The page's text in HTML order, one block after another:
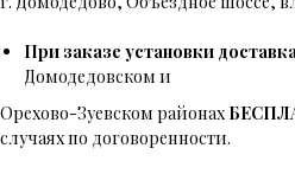
При заказе установки
Домодедовском и
Орехово-Зуевском районах
случаях по договоренности.